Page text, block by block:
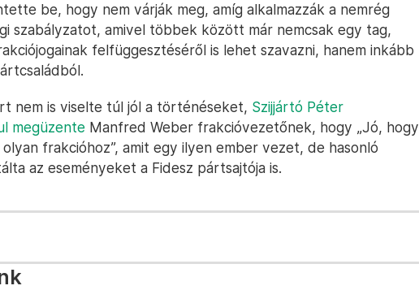
be, hogy nem várják meg, amíg alkalmazzák a nemrég
szabályzatot, amivel többek között már nemcsak egy tag,
felfüggesztéséről is lehet szavazni, hanem inkább
nem is viselte túl jól a történéseket, Szijjártó Péter
megüzente Manfred Weber frakcióvezetőnek, hogy „Jó, hogy
frakcióhoz”, amit egy ilyen ember vezet, de hasonló
az eseményeket a Fidesz pártsajtója is.